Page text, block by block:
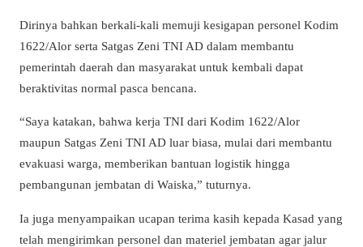
Dirinya bahkan berkali-kali memuji kesigapan personel Kodim
1622/Alor serta Satgas Zeni TNI AD dalam membantu
pemerintah daerah dan masyarakat untuk kembali dapat
beraktivitas normal pasca bencana.
“Saya katakan, bahwa kerja TNI dari Kodim 1622/Alor
maupun Satgas Zeni TNI AD luar biasa, mulai dari membantu
evakuasi warga, memberikan bantuan logistik hingga
pembangunan jembatan di Waiska,” tuturnya.
Ia juga menyampaikan ucapan terima kasih kepada Kasad yang
telah mengirimkan personel dan materiel jembatan agar jalur